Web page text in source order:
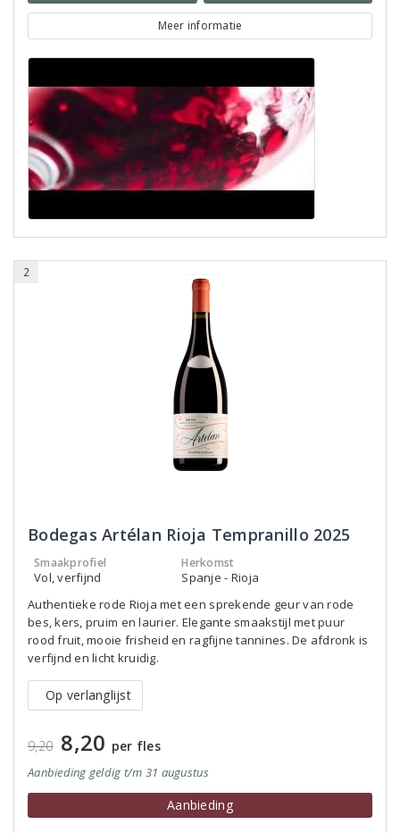
Meer informatie
2
Bodegas Artélan Rioja Tempranillo 2025
Smaakprofiel
Vol, verfijnd
Herkomst
Spanje - Rioja
Authentieke rode Rioja met een sprekende geur van rode
bes, kers, pruim en laurier. Elegante smaakstijl met puur
rood fruit, mooie frisheid en ragfijne tannines. De afdronk is
verfijnd en licht kruidig.
Op verlanglijst
9,20 8,20 per fles
Aanbieding geldig t/m 31 augustus
Aanbieding